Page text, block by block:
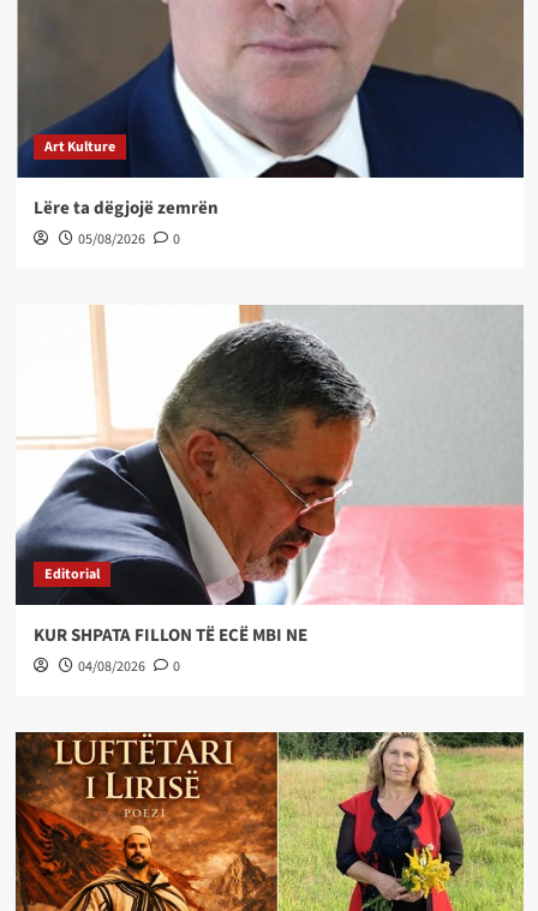
Art Kulture
Lëre ta dëgjojë zemrën
05/08/2026 0
Editorial
KUR SHPATA FILLON TË ECË MBI NE
04/08/2026 0